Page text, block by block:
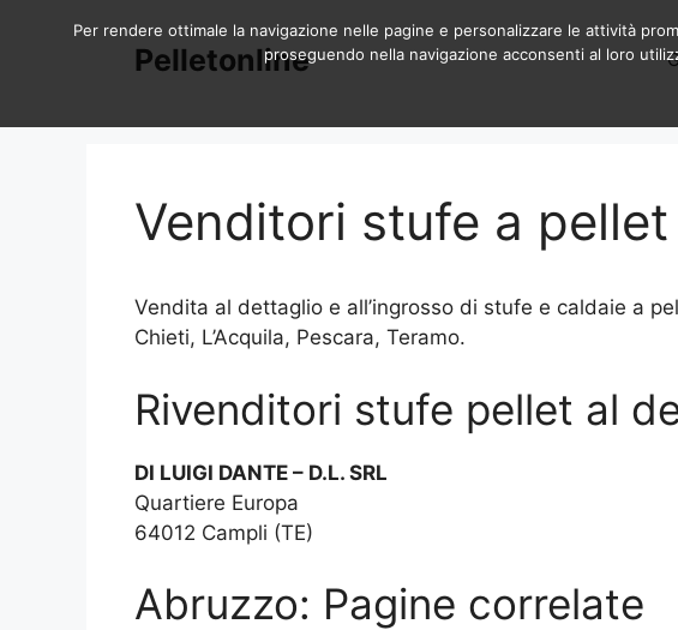
Pelletonline
Venditori stufe a
Vendita al dettaglio e all’ingrosso di stufe e caldaie a
Chieti, L’Acquila, Pescara, Teramo.
Rivenditori stufe pellet al
DI LUIGI DANTE – D.L. SRL
Quartiere Europa
64012 Campli (TE)
Abruzzo: Pagine correlate
Per rendere ottimale la navigazione nelle pagine e personalizzare le attività
proseguendo nella navigazione acconsenti al loro